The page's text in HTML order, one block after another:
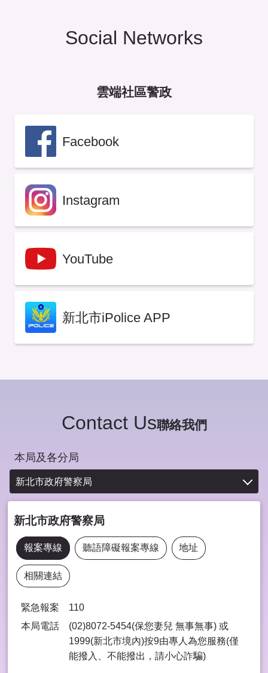
Social Networks
雲端社區警政
Facebook
Instagram
YouTube
新北市iPolice APP
Contact Us聯絡我們
本局及各分局
新北市政府警察局
新北市政府警察局
報案專線 聽語障礙報案專線 地址
相關連結
緊急報案
110
本局電話
(02)8072-5454(保您妻兒 無事無事) 或
1999(新北市境內)按9由專⼈為您服務(僅
能撥入、不能撥出，請⼩⼼詐騙)